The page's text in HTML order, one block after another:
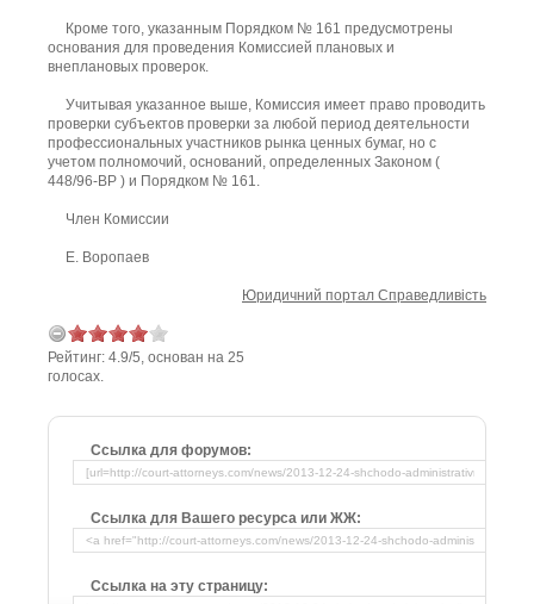
Кроме того, указанным Порядком № 161 предусмотрены
основания для проведения Комиссией плановых и
внеплановых проверок.
Учитывая указанное выше, Комиссия имеет право проводить
проверки субъектов проверки за любой период деятельности
профессиональных участников рынка ценных бумаг, но с
учетом полномочий, оснований, определенных Законом (
448/96-ВР ) и Порядком № 161.
Член Комиссии
Е. Воропаев
Юридичний портал Справедливість
Рейтинг: 4.9/5, основан на 25
голосах.
Ссылка для форумов:
Ссылка для Вашего ресурса или ЖЖ:
Ссылка на эту страницу: